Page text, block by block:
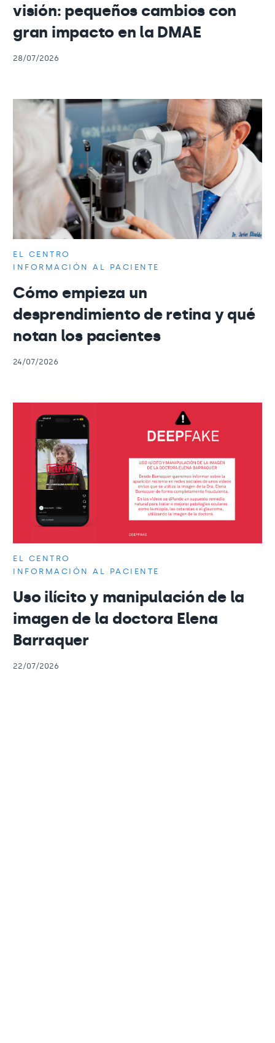
visión: pequeños cambios con
gran impacto en la DMAE
28/07/2026
EL CENTRO
INFORMACIÓN AL PACIENTE
Cómo empieza un
desprendimiento de retina y qué
notan los pacientes
24/07/2026
EL CENTRO
INFORMACIÓN AL PACIENTE
Uso ilícito y manipulación de la
imagen de la doctora Elena
Barraquer
22/07/2026